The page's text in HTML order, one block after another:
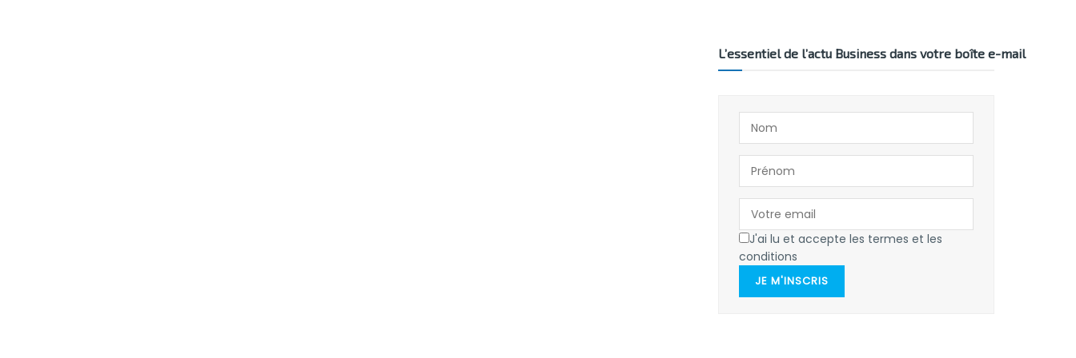
L’essentiel de l’actu Business dans votre boîte e-mail
J'ai lu et accepte les termes et les
conditions
JE M'INSCRIS